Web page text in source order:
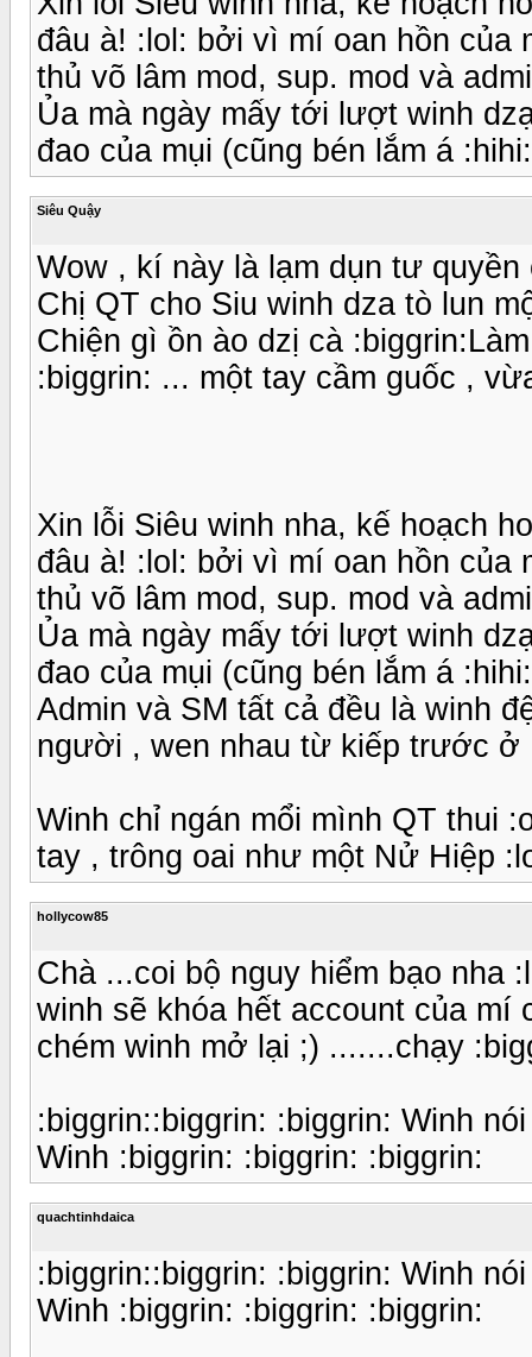
đâu à! :lol: bởi vì mí oan hồn
thủ võ lâm mod, sup. mod và
Ủa mà ngày mấy tới lượt winh
đao của mụi (cũng bén lắm á
Siêu Quậy
Wow , kí này là lạm dụn tư quyền
Chị QT cho Siu winh dza tò lun
Chiện gì ồn ào dzị cà
:biggrin: ... một tay cầm guốc ,
Xin lỗi Siêu winh nha, kế hoạch
đâu à! :lol: bởi vì mí oan hồn
thủ võ lâm mod, sup. mod và
Ủa mà ngày mấy tới lượt winh
đao của mụi (cũng bén lắm á
Admin và SM tất cả đều là winh
người , wen nhau từ kiếp trước
Winh chỉ ngán mổi mình QT thui
tay , trông oai như một Nử Hiệp
hollycow85
Chà ...coi bộ nguy hiểm bạo nha
winh sẽ khóa hết account của mí
chém winh mở lại ;) .......chạy
:biggrin::biggrin: :biggrin: Winh
Winh :biggrin: :biggrin: :biggrin:
quachtinhdaica
:biggrin::biggrin: :biggrin: Winh
Winh :biggrin: :biggrin: :biggrin: